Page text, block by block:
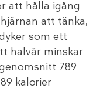
att hålla igång
att tänka,
som ett
halvår minskar
789
kalorier